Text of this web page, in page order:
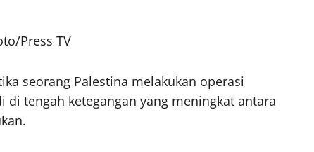
Press TV
seorang Palestina melakukan operasi
tengah ketegangan yang meningkat antara